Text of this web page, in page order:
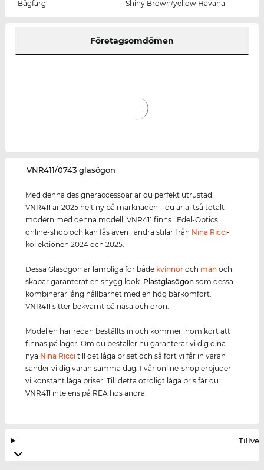
Bågfärg
Shiny Brown/yellow Havana
Företagsomdömen
‌VNR411/0743 glasögon
Med denna designeraccessoar är du perfekt utrustad.
VNR411 är 2025 helt ny på marknaden – du är alltså totalt
modern med denna modell. VNR411 finns i Edel-Optics
online-shop och kan fås även i andra stilar från Nina Ricci-
kollektionen 2024 och 2025.
Dessa Glasögon är lämpliga för både kvinnor och män och
skapar garanterat en snygg look. Plastglasögon som dessa
kombinerar lång hållbarhet med en hög bärkomfort.
VNR411 sitter bekvämt på näsa och öron.
Modellen har redan beställts in och kommer inom kort att
finnas på lager. Om du beställer nu garanterar vi dig dina
nya Nina Ricci till det låga priset och så fort vi får in varan
sänder vi dig varan samma dag. I vår online-shop erbjuder
vi konstant låga priser. Till detta otroligt låga pris får du
VNR411 inte ens på REA hos andra.